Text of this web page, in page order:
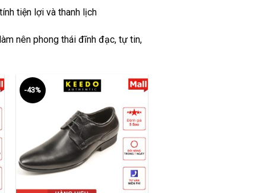
tiện lợi và thanh lịch
nên phong thái đĩnh đạc, tự tin,
-43%